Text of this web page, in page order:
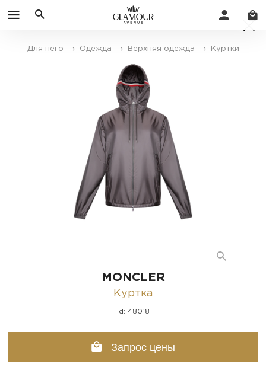
Для него › Одежда › Верхняя одежда › Куртки
MONCLER
Куртка
id: 48018
Запрос цены